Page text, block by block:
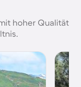
hoher Qualität